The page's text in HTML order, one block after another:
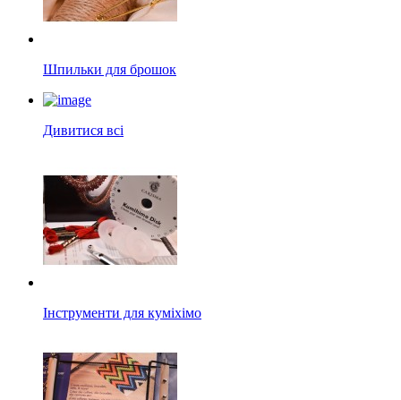
Шпильки для брошок
Дивитися всі
Інструменти для куміхімо